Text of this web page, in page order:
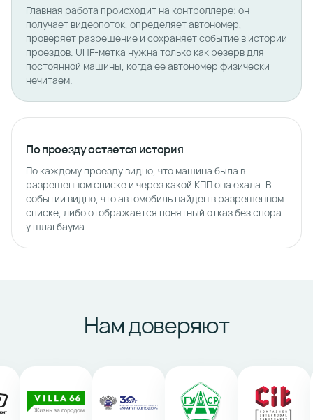
Главная работа происходит на контроллере: он
получает видеопоток, определяет автономер,
проверяет разрешение и сохраняет событие в истории
проездов. UHF-метка нужна только как резерв для
постоянной машины, когда ее автономер физически
нечитаем.
По проезду остается история
По каждому проезду видно, что машина была в
разрешенном списке и через какой КПП она ехала. В
событии видно, что автомобиль найден в разрешенном
списке, либо отображается понятный отказ без спора
у шлагбаума.
Нам доверяют